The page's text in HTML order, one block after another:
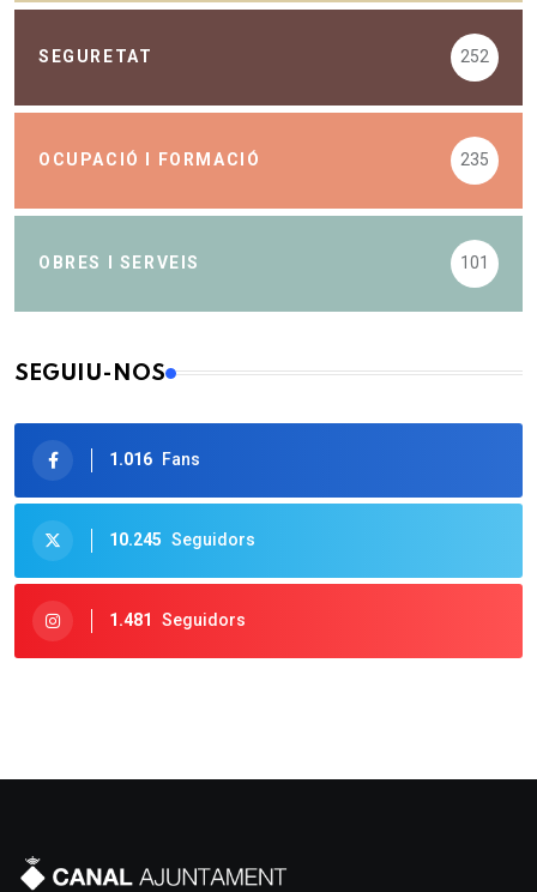
SEGURETAT 252
OCUPACIÓ I FORMACIÓ 235
OBRES I SERVEIS 101
SEGUIU-NOS
1.016 Fans
10.245 Seguidors
1.481 Seguidors